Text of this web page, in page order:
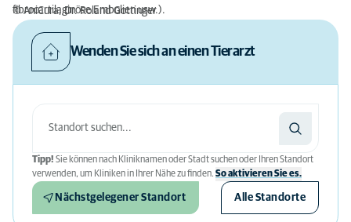
fibrocartilaginöse Embolien usw.).
© AniCura, Dr. Roland Gottinger
Wenden Sie sich an einen Tierarzt
Tipp! Sie können nach Kliniknamen oder Stadt suchen oder Ihren Standort
verwenden, um Kliniken in Ihrer Nähe zu finden. So aktivieren Sie es.
Nächstgelegener Standort Alle Standorte